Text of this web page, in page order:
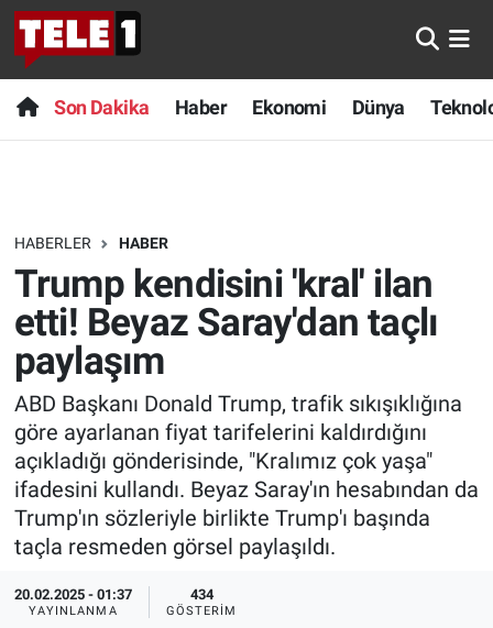
Son Dakika Haber Ekonomi Dünya
HABERLER HABER
Trump kendisini 'kral' ilan
etti! Beyaz Saray'dan taçlı
paylaşım
ABD Başkanı Donald Trump, trafik sıkışıklığına
göre ayarlanan fiyat tarifelerini kaldırdığını
açıkladığı gönderisinde, "Kralımız çok yaşa"
ifadesini kullandı. Beyaz Saray'ın hesabından da
Trump'ın sözleriyle birlikte Trump'ı başında
taçla resmeden görsel paylaşıldı.
20.02.2025 - 01:37
YAYINLANMA
434
GÖSTERIM
Anında Manşet
Başka Sohbetler
Bilim turu
Bilim ve Teknoloji Evreni
Doğa Konuşuyor
Dünya
Ege Saati
Ege'den Esintiler
Eğitim
Son Dakika
Haber
Dünya
Teknoloji
Sağlık
Spor
Yayın Akışı
İletişim
Nöbetçi Eczaneler
Hava Durumu
Trafik Durumu
Süper Lig Puan Durumu ve Fikstür
Tüm Manşetler
Son Dakika Haberleri
Haber Arşivi